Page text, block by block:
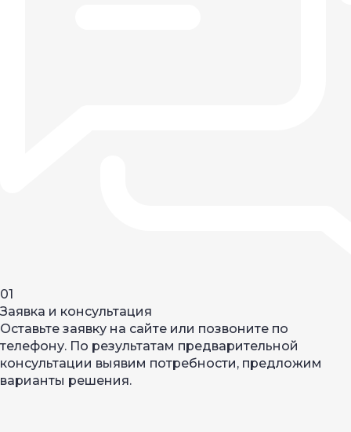
01
Заявка и консультация
Оставьте заявку на сайте или позвоните по
телефону. По результатам предварительной
консультации выявим потребности, предложим
варианты решения.